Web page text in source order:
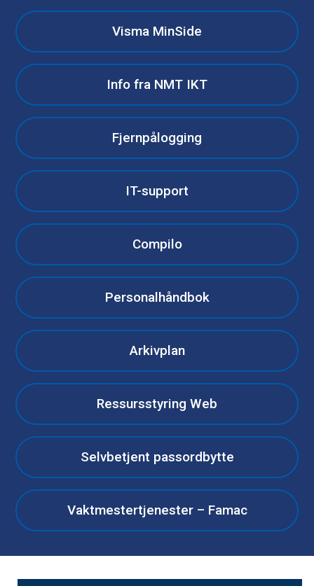
Visma MinSide
Info fra NMT IKT
Fjernpålogging
IT-support
Compilo
Personalhåndbok
Arkivplan
Ressursstyring Web
Selvbetjent passordbytte
Vaktmestertjenester – Famac